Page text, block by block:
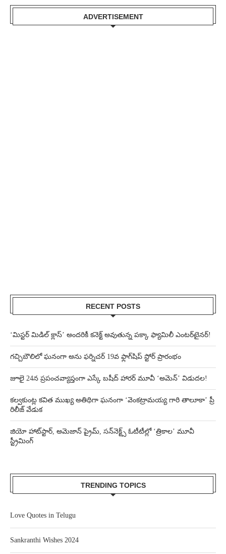
ADVERTISEMENT
RECENT POSTS
‘మిస్టర్ మిడిల్ క్లాస్’ అందరికీ కనెక్ట్ అవుతున్న పక్కా ఫ్యామిలీ ఎంటర్‌టైనర్!
గచ్చిబౌలిలో ఘనంగా అను ఫర్నిచర్ 19వ ఫ్లాగ్‌షిప్ స్టోర్ ప్రారంభం
జూలై 24న ప్రపంచవ్యాప్తంగా ఎస్కే బషీద్‌ హారర్ మూవీ ‘అమెన్’ విడుదల!
కల్వకుంట్ల కవిత ముఖ్య అతిథిగా ఘనంగా ‘వెంకట్రామయ్య గారి తాలూకా’ ప్రీ
రిలీజ్ వేడుక
జియో హాట్‌స్టార్, అమెజాన్ ప్రైమ్, సన్‌నెక్ట్స్ ఓటీటీల్లో ‘త్రికాల’ మూవీ
స్ట్రీమింగ్
TRENDING TOPICS
Love Quotes in Telugu
Sankranthi Wishes 2024